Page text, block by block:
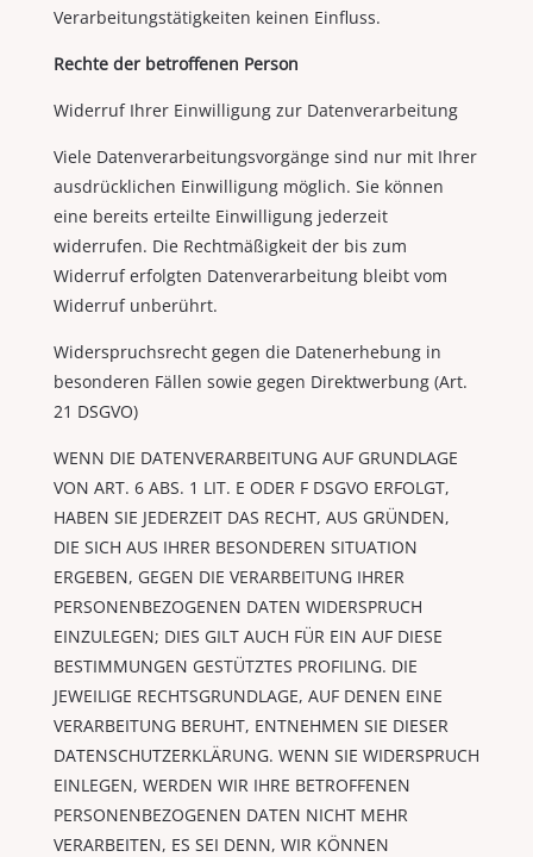
Verarbeitungstätigkeiten keinen Einfluss.
Rechte der betroffenen Person
Widerruf Ihrer Einwilligung zur Datenverarbeitung
Viele Datenverarbeitungsvorgänge sind nur mit Ihrer
ausdrücklichen Einwilligung möglich. Sie können
eine bereits erteilte Einwilligung jederzeit
widerrufen. Die Rechtmäßigkeit der bis zum
Widerruf erfolgten Datenverarbeitung bleibt vom
Widerruf unberührt.
Widerspruchsrecht gegen die Datenerhebung in
besonderen Fällen sowie gegen Direktwerbung (Art.
21 DSGVO)
WENN DIE DATENVERARBEITUNG AUF GRUNDLAGE
VON ART. 6 ABS. 1 LIT. E ODER F DSGVO ERFOLGT,
HABEN SIE JEDERZEIT DAS RECHT, AUS GRÜNDEN,
DIE SICH AUS IHRER BESONDEREN SITUATION
ERGEBEN, GEGEN DIE VERARBEITUNG IHRER
PERSONENBEZOGENEN DATEN WIDERSPRUCH
EINZULEGEN; DIES GILT AUCH FÜR EIN AUF DIESE
BESTIMMUNGEN GESTÜTZTES PROFILING. DIE
JEWEILIGE RECHTSGRUNDLAGE, AUF DENEN EINE
VERARBEITUNG BERUHT, ENTNEHMEN SIE DIESER
DATENSCHUTZERKLÄRUNG. WENN SIE WIDERSPRUCH
EINLEGEN, WERDEN WIR IHRE BETROFFENEN
PERSONENBEZOGENEN DATEN NICHT MEHR
VERARBEITEN, ES SEI DENN, WIR KÖNNEN